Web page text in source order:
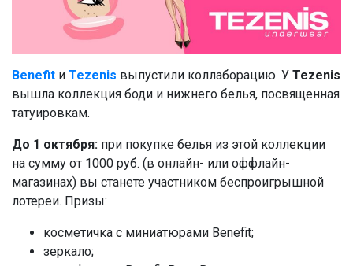
Benefit и Tezenis выпустили коллаборацию. У Tezenis
вышла коллекция боди и нижнего белья, посвященная
татуировкам.
До 1 октября: при покупке белья из этой коллекции
на сумму от 1000 руб. (в онлайн- или оффлайн-
магазинах) вы станете участником беспроигрышной
лотереи. Призы:
косметичка с миниатюрами Benefit;
зеркало;